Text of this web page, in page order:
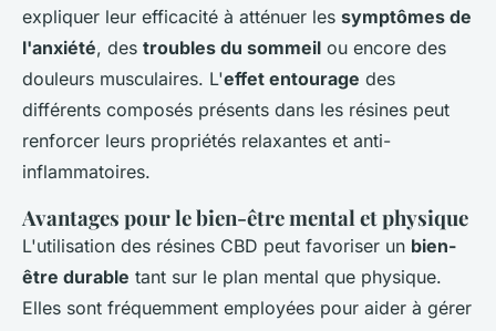
expliquer leur efficacité à atténuer les symptômes de
l'anxiété, des troubles du sommeil ou encore des
douleurs musculaires. L'effet entourage des
différents composés présents dans les résines peut
renforcer leurs propriétés relaxantes et anti-
inflammatoires.
Avantages pour le bien-être mental et physique
L'utilisation des résines CBD peut favoriser un bien-
être durable tant sur le plan mental que physique.
Elles sont fréquemment employées pour aider à gérer